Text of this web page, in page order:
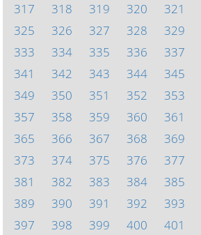
317
318 319 320 321
325
326 327 328 329
333
334 335 336 337
341
342 343 344 345
349
350 351 352 353
357
358 359 360 361
365
366 367 368 369
373
374 375 376 377
381
382 383 384 385
389
390 391 392 393
397
398 399 400 401